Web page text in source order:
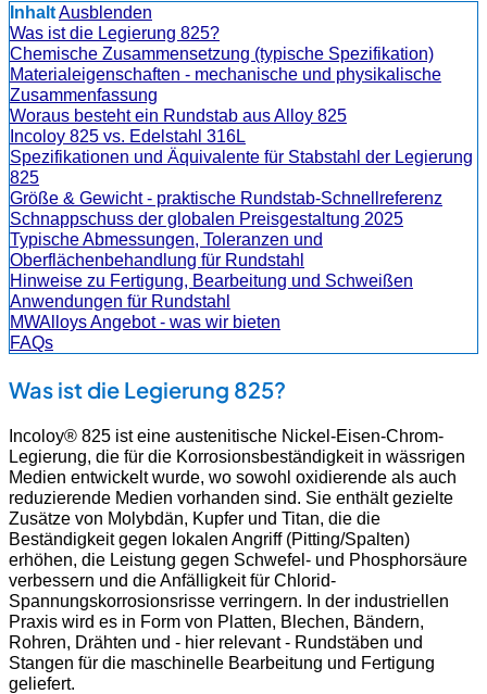
InhaltAusblenden
Was ist die Legierung 825?
Chemische Zusammensetzung (typische Spezifikation)
Materialeigenschaften - mechanische und physikalische
Zusammenfassung
Woraus besteht ein Rundstab aus Alloy 825
Incoloy 825 vs. Edelstahl 316L
Spezifikationen und Äquivalente für Stabstahl der Legierung
825
Größe & Gewicht - praktische Rundstab-Schnellreferenz
Schnappschuss der globalen Preisgestaltung 2025
Typische Abmessungen, Toleranzen und
Oberflächenbehandlung für Rundstahl
Hinweise zu Fertigung, Bearbeitung und Schweißen
Anwendungen für Rundstahl
MWAlloys Angebot - was wir bieten
FAQs
Was ist die Legierung 825?
Incoloy® 825 ist eine austenitische Nickel-Eisen-Chrom-
Legierung, die für die Korrosionsbeständigkeit in wässrigen
Medien entwickelt wurde, wo sowohl oxidierende als auch
reduzierende Medien vorhanden sind. Sie enthält gezielte
Zusätze von Molybdän, Kupfer und Titan, die die
Beständigkeit gegen lokalen Angriff (Pitting/Spalten)
erhöhen, die Leistung gegen Schwefel- und Phosphorsäure
verbessern und die Anfälligkeit für Chlorid-
Spannungskorrosionsrisse verringern. In der industriellen
Praxis wird es in Form von Platten, Blechen, Bändern,
Rohren, Drähten und - hier relevant - Rundstäben und
Stangen für die maschinelle Bearbeitung und Fertigung
geliefert.